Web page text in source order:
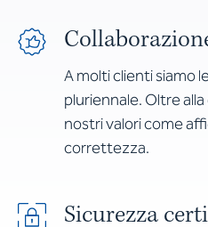
A molti clienti siamo
pluriennale. Oltre
nostri valori come
correttezza.
Sicurezza